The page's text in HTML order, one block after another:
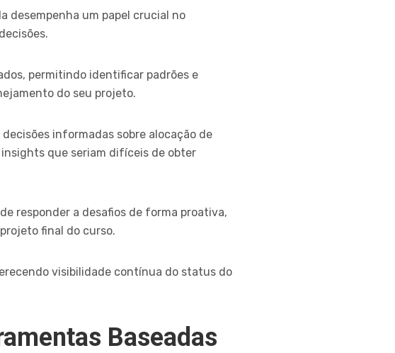
desempenha um papel crucial no
permitindo identificar padrões e
do seu projeto.
informadas sobre alocação de
que seriam difíceis de obter
responder a desafios de forma proativa,
final do curso.
visibilidade contínua do status do
Baseadas